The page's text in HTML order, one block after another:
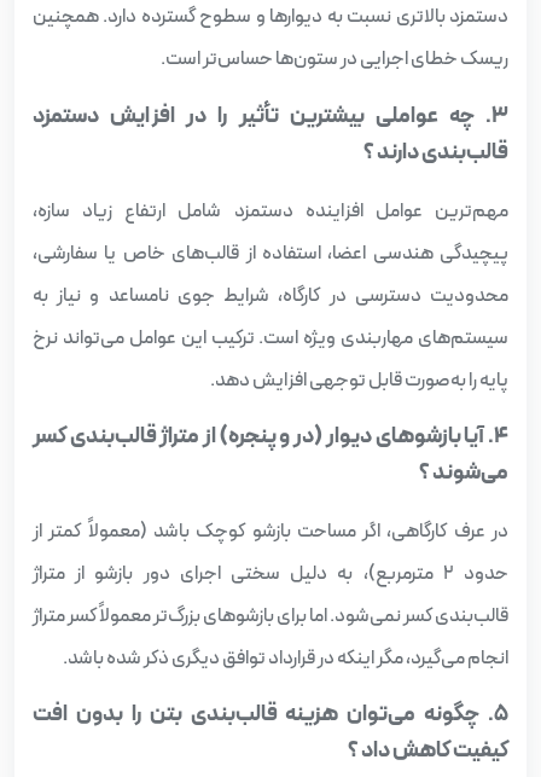
دستمزد بالاتری نسبت به دیوارها و سطوح گسترده دارد. همچنین
ریسک خطای اجرایی در ستون‌ها حساس‌تر است.
۳. چه عواملی بیشترین تأثیر را در افزایش دستمزد
قالب‌بندی دارند ؟
مهم‌ترین عوامل افزاینده دستمزد شامل ارتفاع زیاد سازه،
پیچیدگی هندسی اعضا، استفاده از قالب‌های خاص یا سفارشی،
محدودیت دسترسی در کارگاه، شرایط جوی نامساعد و نیاز به
سیستم‌های مهاربندی ویژه است. ترکیب این عوامل می‌تواند نرخ
پایه را به‌صورت قابل توجهی افزایش دهد.
۴. آیا بازشوهای دیوار (در و پنجره) از متراژ قالب‌بندی کسر
می‌شوند ؟
در عرف کارگاهی، اگر مساحت بازشو کوچک باشد (معمولاً کمتر از
حدود ۲ مترمربع)، به دلیل سختی اجرای دور بازشو از متراژ
قالب‌بندی کسر نمی‌شود. اما برای بازشوهای بزرگ‌تر معمولاً کسر متراژ
انجام می‌گیرد، مگر اینکه در قرارداد توافق دیگری ذکر شده باشد.
۵. چگونه می‌توان هزینه قالب‌بندی بتن را بدون افت
کیفیت کاهش داد ؟